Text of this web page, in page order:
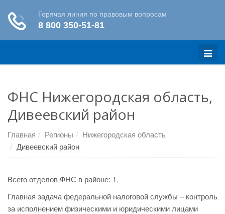
Меню
ФНС Нижегородская область,
Дивеевский район
Главная Регионы
Нижегородская область
Дивеевский район
Всего отделов ФНС в районе: 1.
Главная задача федеральной налоговой службы – контроль
за исполнением физическими и юридическими лицами